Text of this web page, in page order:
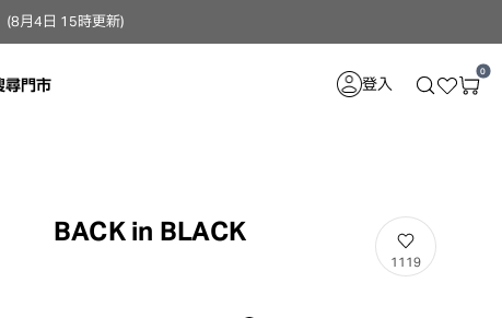
8月4日 15時更新）
尋門市 登入
0
BACK in BLACK
1119